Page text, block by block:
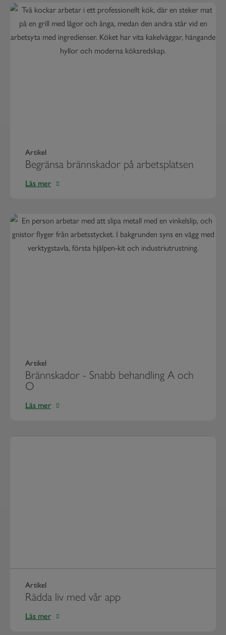
Artikel
Begränsa brännskador på arbetsplatsen
Läs mer
Artikel
Brännskador - Snabb behandling A och
O
Läs mer
Artikel
Rädda liv med vår app
Läs mer